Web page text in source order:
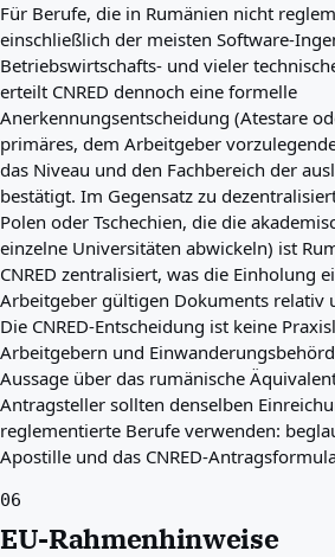
Für Berufe, die in Rumänien nicht
einschließlich der meisten Software-
Betriebswirtschafts- und vieler
erteilt CNRED dennoch eine formelle
Anerkennungsentscheidung (Atestare
primäres, dem Arbeitgeber
das Niveau und den Fachbereich der
bestätigt. Im Gegensatz zu
Polen oder Tschechien, die die
einzelne Universitäten abwickeln) ist
CNRED zentralisiert, was die Einholung
Arbeitgeber gültigen Dokuments relativ
Die CNRED-Entscheidung ist keine
Arbeitgebern und
Aussage über das rumänische
Antragsteller sollten denselben
reglementierte Berufe verwenden:
Apostille und das CNRED-
06
EU-Rahmenhinweise